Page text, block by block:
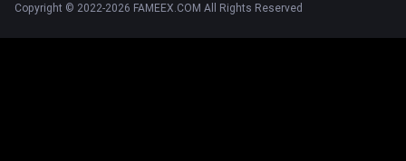
Copyright © 2022-2026 FAMEEX.COM All Rights Reserved